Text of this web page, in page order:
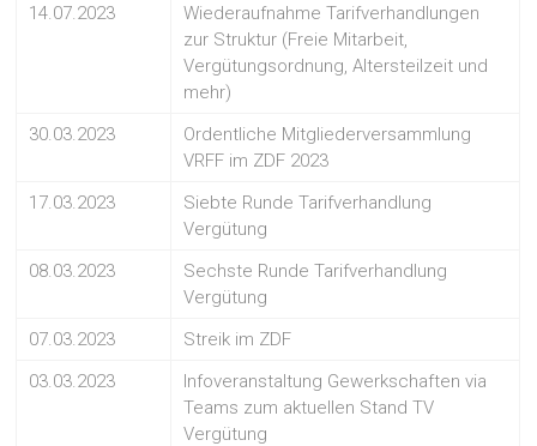
14.07.2023
Wiederaufnahme Tarifverhandlungen
zur Struktur (Freie Mitarbeit,
Vergütungsordnung, Altersteilzeit und
mehr)
30.03.2023
Ordentliche Mitgliederversammlung
VRFF im ZDF 2023
17.03.2023
Siebte Runde Tarifverhandlung
Vergütung
08.03.2023
Sechste Runde Tarifverhandlung
Vergütung
07.03.2023
Streik im ZDF
03.03.2023
Infoveranstaltung Gewerkschaften via
Teams zum aktuellen Stand TV
Vergütung